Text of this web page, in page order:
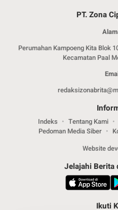
PT. Zona
Perumahan Kampoeng Kita Blok
Kecamatan Paal
Indeks Tentang Kami
Pedoman Media Siber
Website
Jelajahi Berita
Ikuti